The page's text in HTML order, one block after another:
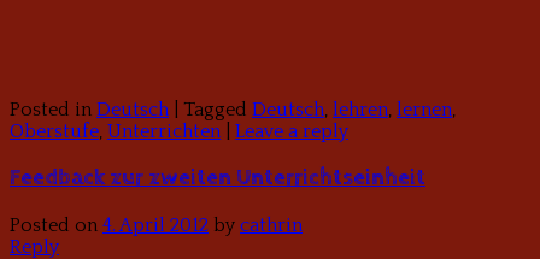
Posted in Deutsch Tagged Deutsch, lehren, lernen,
Oberstufe, Unterrichten Leave a reply
Feedback zur zweiten Unterrichtseinheit
Posted on 4. April 2012 by cathrin
Reply